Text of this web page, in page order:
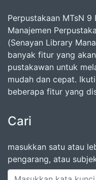
Perpustakaan MTsN
Manajemen
(Senayan Library
banyak fitur yang
pustakawan untuk
mudah dan cepat.
beberapa fitur yang
Cari
masukkan satu atau
pengarang, atau